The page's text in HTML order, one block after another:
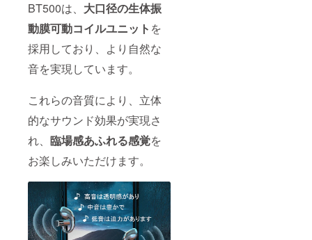
BT500は、 大口径の生体振
動膜可動コイルユニット を
採用しており、より自然な
音を実現しています。
これらの音質により、立体
的なサウンド効果が実現さ
れ、 臨場感あふれる感覚を
お楽しみいただけます。